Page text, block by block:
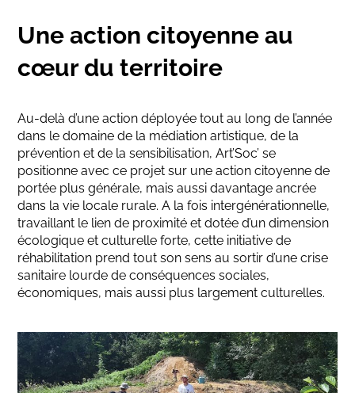
Une action citoyenne au
cœur du territoire
Au-delà d’une action déployée tout au long de l’année
dans le domaine de la médiation artistique, de la
prévention et de la sensibilisation, Art’Soc’ se
positionne avec ce projet sur une action citoyenne de
portée plus générale, mais aussi davantage ancrée
dans la vie locale rurale. A la fois intergénérationnelle,
travaillant le lien de proximité et dotée d’un dimension
écologique et culturelle forte, cette initiative de
réhabilitation prend tout son sens au sortir d’une crise
sanitaire lourde de conséquences sociales,
économiques, mais aussi plus largement culturelles.